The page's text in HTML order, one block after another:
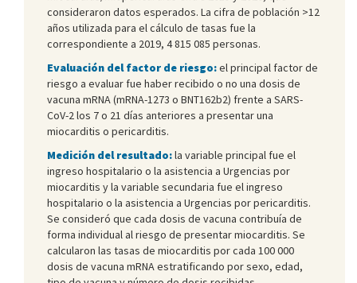
consideraron datos esperados. La cifra de población >12
años utilizada para el cálculo de tasas fue la
correspondiente a 2019, 4 815 085 personas.
Evaluación del factor de riesgo:el principal factor de
riesgo a evaluar fue haber recibido o no una dosis de
vacuna mRNA (mRNA-1273 o BNT162b2) frente a SARS-
CoV-2 los 7 o 21 días anteriores a presentar una
miocarditis o pericarditis.
Medición del resultado:la variable principal fue el
ingreso hospitalario o la asistencia a Urgencias por
miocarditis y la variable secundaria fue el ingreso
hospitalario o la asistencia a Urgencias por pericarditis.
Se consideró que cada dosis de vacuna contribuía de
forma individual al riesgo de presentar miocarditis. Se
calcularon las tasas de miocarditis por cada 100 000
dosis de vacuna mRNA estratificando por sexo, edad,